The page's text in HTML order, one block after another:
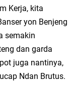
Perkuat Gizi Balita
Kerja, kita
yon Benjeng
semakin
dan garda
juga nantinya,
Ndan Brutus.